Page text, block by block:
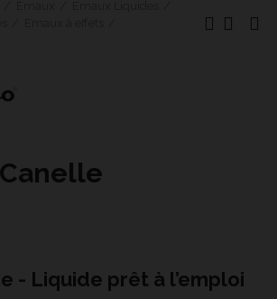
- Liquide prêt à l’emploi